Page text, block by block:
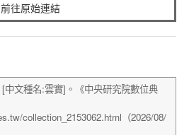
前往原始連結